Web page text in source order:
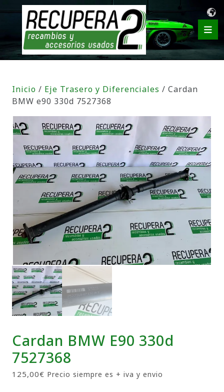
Inicio / Eje Trasero y Diferenciales / Cardan
BMW e90 330d 7527368
Cardan BMW E90 330d
7527368
125,00€ Precio siempre es + iva y envio